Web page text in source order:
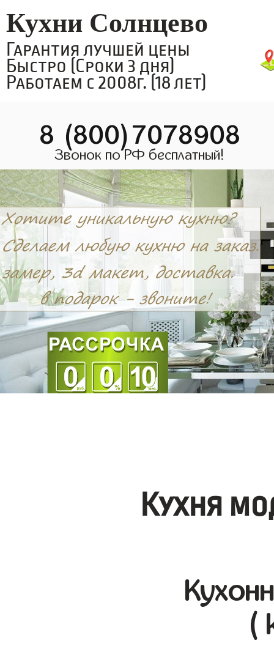
Кухни Солнцево
Гарантия лучшей цены
Быстро (Сроки 3 дня)
Работаем с 2008г. (18 лет)
8 (800)7078908
Звонок по РФ бесплатный!
Кухня
(